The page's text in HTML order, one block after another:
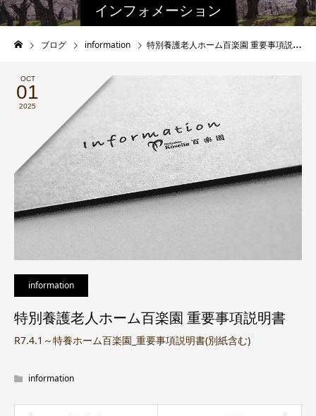
インフォメーション
ブログ information 特別養護老人ホーム百楽園 重要事項説明書
OCT
01
2025
information
特別養護老人ホーム百楽園 重要事項説明書
R7.4.1～特養ホーム百楽園_重要事項説明書(別紙含む)
information